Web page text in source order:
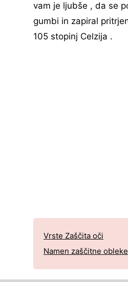
vam je ljubše , da se
gumbi in zapiral
105 stopinj Celzija .
Vrste Zaščita oči
Namen zaščitne obleke